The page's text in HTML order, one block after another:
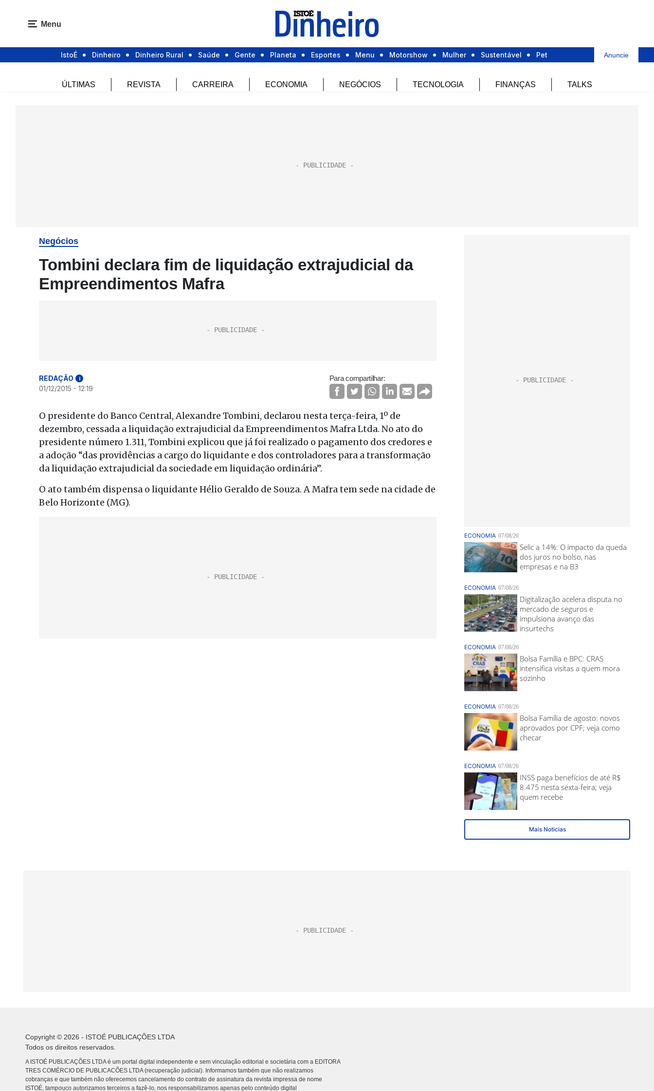
Menu
IstoÉ Dinheiro Dinheiro Rural Saúde Gente Planeta Esportes Menu Motorshow Mulher Sustentável Pet Anuncie
ÚLTIMAS REVISTA CARREIRA ECONOMIA NEGÓCIOS TECNOLOGIA FINANÇAS TALKS
Negócios
Tombini declara fim de liquidação extrajudicial da
Empreendimentos Mafra
REDAÇÃO i
01/12/2015 - 12:19
Para compartilhar:
O presidente do Banco Central, Alexandre Tombini, declarou nesta terça-feira, 1º de
dezembro, cessada a liquidação extrajudicial da Empreendimentos Mafra Ltda. No ato do
presidente número 1.311, Tombini explicou que já foi realizado o pagamento dos credores e
a adoção “das providências a cargo do liquidante e dos controladores para a transformação
da liquidação extrajudicial da sociedade em liquidação ordinária”.
O ato também dispensa o liquidante Hélio Geraldo de Souza. A Mafra tem sede na cidade de
Belo Horizonte (MG).
Copyright © 2026 - ISTOÉ PUBLICAÇÕES LTDA
Todos os direitos reservados.
A ISTOÉ PUBLICAÇÕES LTDA é um portal digital independente e sem vinculação editorial e societária com a EDITORA
TRES COMÉRCIO DE PUBLICACÕES LTDA (recuperação judicial). Informamos também que não realizamos
cobranças e que também não oferecemos cancelamento do contrato de assinatura da revista impressa de nome
ISTOÉ, tampouco autorizamos terceiros a fazê-lo, nos responsabilizamos apenas pelo conteúdo digital